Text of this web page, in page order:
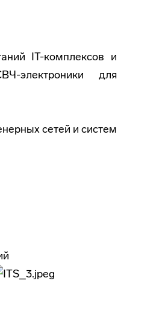
IT-комплексов и
электроники для
сетей и систем